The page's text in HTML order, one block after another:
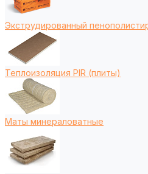
Экструдированный
Теплоизоляция PIR (плиты)
Маты минераловатные